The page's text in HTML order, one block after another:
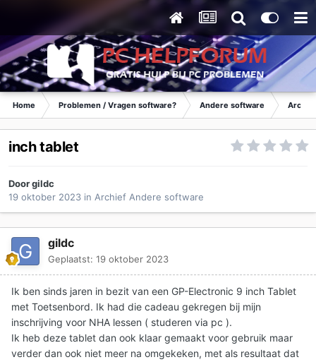
Home Problemen / Vragen software? Andere software
inch tablet
Doorgildc
19 oktober 2023 in Archief Andere software
gildc
Geplaatst: 19 oktober 2023
Ik ben sinds jaren in bezit van een GP-Electronic 9 inch Tablet
met Toetsenbord. Ik had die cadeau gekregen bij mijn
inschrijving voor NHA lessen ( studeren via pc ).
Ik heb deze tablet dan ook klaar gemaakt voor gebruik maar
verder dan ook niet meer na omgekeken, met als resultaat dat